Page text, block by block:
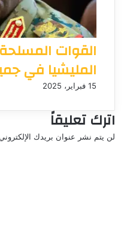
القوات
المليشيا في
15 فبراير، 2025
اترك تعليقاً
لن يتم نشر عنوان بريدك